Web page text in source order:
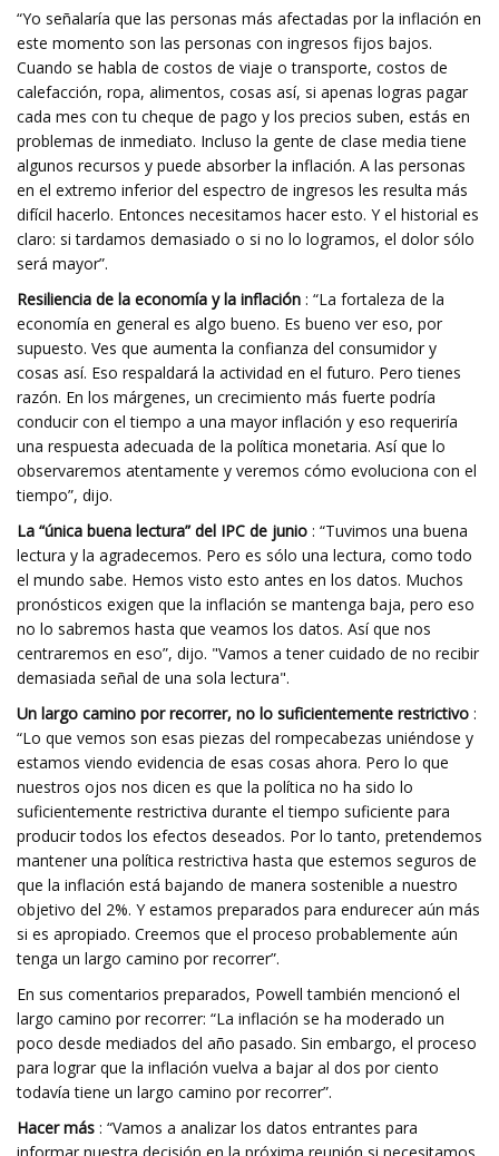
“Yo señalaría que las personas más afectadas por la inflación en
este momento son las personas con ingresos fijos bajos.
Cuando se habla de costos de viaje o transporte, costos de
calefacción, ropa, alimentos, cosas así, si apenas logras pagar
cada mes con tu cheque de pago y los precios suben, estás en
problemas de inmediato. Incluso la gente de clase media tiene
algunos recursos y puede absorber la inflación. A las personas
en el extremo inferior del espectro de ingresos les resulta más
difícil hacerlo. Entonces necesitamos hacer esto. Y el historial es
claro: si tardamos demasiado o si no lo logramos, el dolor sólo
será mayor”.
Resiliencia de la economía y la inflación : “La fortaleza de la
economía en general es algo bueno. Es bueno ver eso, por
supuesto. Ves que aumenta la confianza del consumidor y
cosas así. Eso respaldará la actividad en el futuro. Pero tienes
razón. En los márgenes, un crecimiento más fuerte podría
conducir con el tiempo a una mayor inflación y eso requeriría
una respuesta adecuada de la política monetaria. Así que lo
observaremos atentamente y veremos cómo evoluciona con el
tiempo”, dijo.
La “única buena lectura” del IPC de junio : “Tuvimos una buena
lectura y la agradecemos. Pero es sólo una lectura, como todo
el mundo sabe. Hemos visto esto antes en los datos. Muchos
pronósticos exigen que la inflación se mantenga baja, pero eso
no lo sabremos hasta que veamos los datos. Así que nos
centraremos en eso”, dijo. "Vamos a tener cuidado de no recibir
demasiada señal de una sola lectura".
Un largo camino por recorrer, no lo suficientemente restrictivo :
“Lo que vemos son esas piezas del rompecabezas uniéndose y
estamos viendo evidencia de esas cosas ahora. Pero lo que
nuestros ojos nos dicen es que la política no ha sido lo
suficientemente restrictiva durante el tiempo suficiente para
producir todos los efectos deseados. Por lo tanto, pretendemos
mantener una política restrictiva hasta que estemos seguros de
que la inflación está bajando de manera sostenible a nuestro
objetivo del 2%. Y estamos preparados para endurecer aún más
si es apropiado. Creemos que el proceso probablemente aún
tenga un largo camino por recorrer”.
En sus comentarios preparados, Powell también mencionó el
largo camino por recorrer: “La inflación se ha moderado un
poco desde mediados del año pasado. Sin embargo, el proceso
para lograr que la inflación vuelva a bajar al dos por ciento
todavía tiene un largo camino por recorrer”.
Hacer más : “Vamos a analizar los datos entrantes para